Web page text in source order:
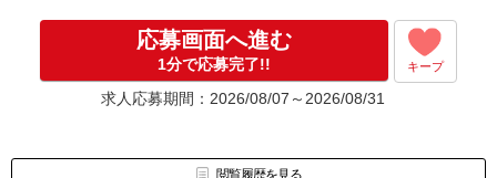
応募画面へ進む
1分で応募完了!! キープ
求人応募期間：2026/08/07～2026/08/31
閲覧履歴を見る